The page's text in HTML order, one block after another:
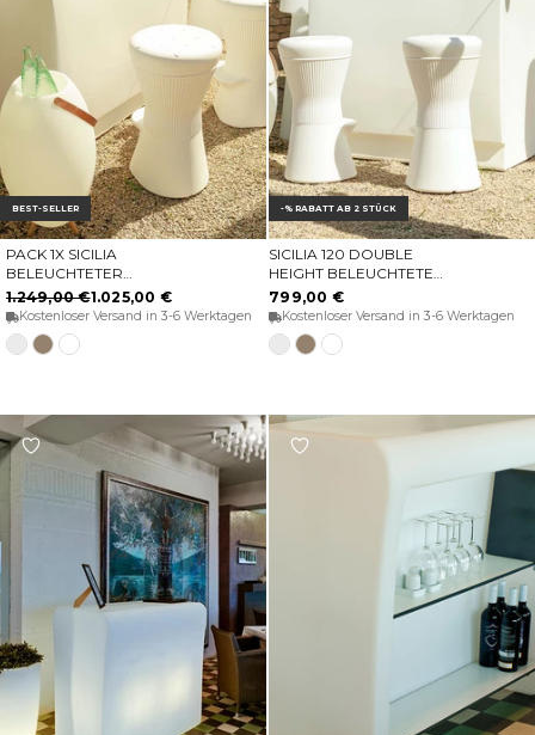
BEST-SELLER
OPTIONEN WÄHLEN
PACK 1X SICILIA
BELEUCHTETER
BARTHEKE + 2X RUNDER
HOHER HOCKER CORFU
74
1.249,00 €1.025,00 €
Kostenloser Versand in 3-6 Werktagen
Weiss
TaupeTransluzentes
weiß
-% RABATT AB 2 STÜCK
OPTIONEN WÄHLEN
SICILIA 120 DOUBLE
HEIGHT BELEUCHTETER
BARTHEKE
799,00 €
Kostenloser Versand in 3-6 Werktagen
Weiß
TaupeTransluzentes
weiß